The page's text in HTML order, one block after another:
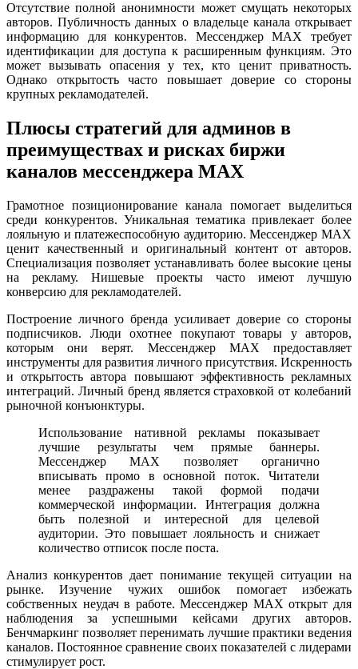
Отсутствие полной анонимности может смущать некоторых
авторов. Публичность данных о владельце канала открывает
информацию для конкурентов. Мессенджер MAX требует
идентификации для доступа к расширенным функциям. Это
может вызывать опасения у тех, кто ценит приватность.
Однако открытость часто повышает доверие со стороны
крупных рекламодателей.
Плюсы стратегий для админов в
преимуществах и рисках биржи
каналов мессенджера MAX
Грамотное позиционирование канала помогает выделиться
среди конкурентов. Уникальная тематика привлекает более
лояльную и платежеспособную аудиторию. Мессенджер MAX
ценит качественный и оригинальный контент от авторов.
Специализация позволяет устанавливать более высокие цены
на рекламу. Нишевые проекты часто имеют лучшую
конверсию для рекламодателей.
Построение личного бренда усиливает доверие со стороны
подписчиков. Люди охотнее покупают товары у авторов,
которым они верят. Мессенджер MAX предоставляет
инструменты для развития личного присутствия. Искренность
и открытость автора повышают эффективность рекламных
интеграций. Личный бренд является страховкой от колебаний
рыночной конъюнктуры.
Использование нативной рекламы показывает
лучшие результаты чем прямые баннеры.
Мессенджер MAX позволяет органично
вписывать промо в основной поток. Читатели
менее раздражены такой формой подачи
коммерческой информации. Интеграция должна
быть полезной и интересной для целевой
аудитории. Это повышает лояльность и снижает
количество отписок после поста.
Анализ конкурентов дает понимание текущей ситуации на
рынке. Изучение чужих ошибок помогает избежать
собственных неудач в работе. Мессенджер MAX открыт для
наблюдения за успешными кейсами других авторов.
Бенчмаркинг позволяет перенимать лучшие практики ведения
каналов. Постоянное сравнение своих показателей с лидерами
стимулирует рост.